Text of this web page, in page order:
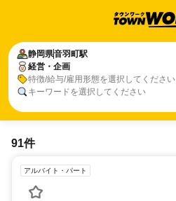
静岡県音羽町駅
経営・企画
特徴/給与/雇用形態を選択してください
キーワードを選択してください
91件
アルバイト・パート